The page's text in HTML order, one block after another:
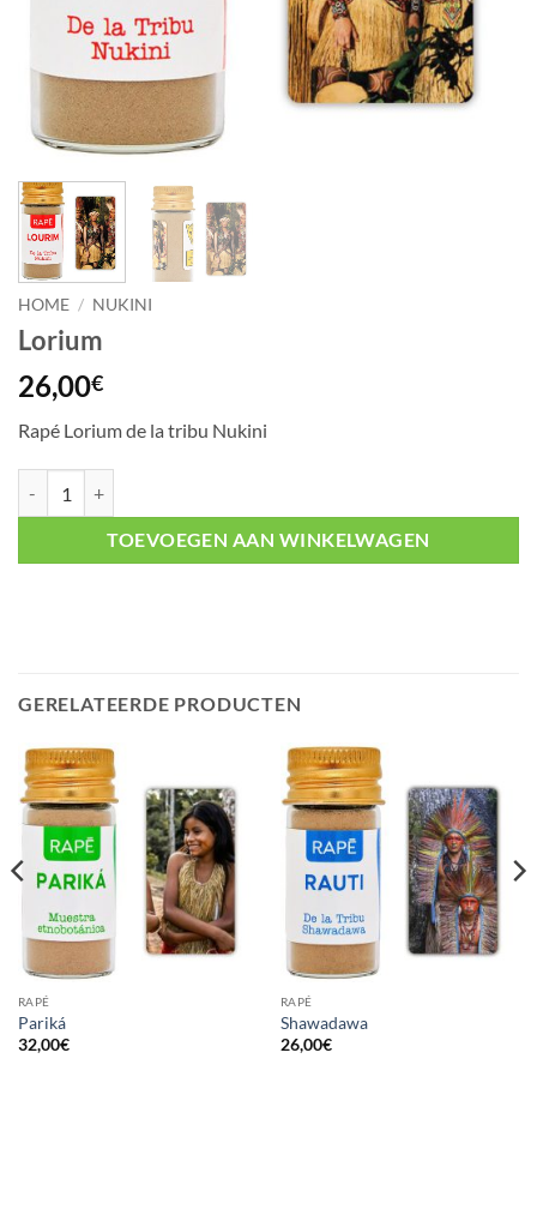
HOME / NUKINI
Lorium
26,00€
Rapé Lorium de la tribu Nukini
TOEVOEGEN AAN WINKELWAGEN
GERELATEERDE PRODUCTEN
RAPÉ
Pariká
32,00€
RAPÉ
Shawadawa
26,00€